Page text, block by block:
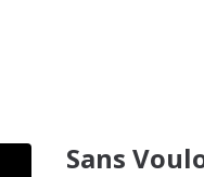
Sans